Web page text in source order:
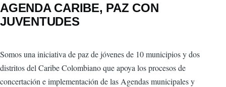
AGENDA CARIBE, PAZ CON
JUVENTUDES
Somos una iniciativa de paz de jóvenes de 10 municipios y dos
distritos del Caribe Colombiano que apoya los procesos de
concertación e implementación de las Agendas municipales y